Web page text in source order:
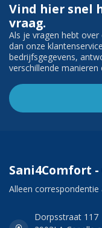
Vind hier snel
vraag.
Als je vragen hebt
dan onze
bedrijfsgegevens,
verschillende
Sani4Comfort
Alleen correspondentie
Dorpsstraat 117